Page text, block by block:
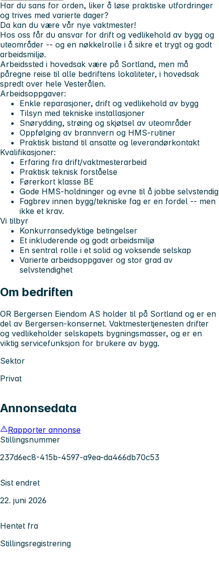
Har du sans for orden, liker å løse praktiske utfordringer
og trives med varierte dager?
Da kan du være vår nye vaktmester!
Hos oss får du ansvar for drift og vedlikehold av bygg og
uteområder -- og en nøkkelrolle i å sikre et trygt og godt
arbeidsmiljø.
Arbeidssted i hovedsak være på Sortland, men må
påregne reise til alle bedriftens lokaliteter, i hovedsak
spredt over hele Vesterålen.
Arbeidsoppgaver:
Enkle reparasjoner, drift og vedlikehold av bygg
Tilsyn med tekniske installasjoner
Snørydding, strøing og skjøtsel av uteområder
Oppfølging av brannvern og HMS-rutiner
Praktisk bistand til ansatte og leverandørkontakt
Kvalifikasjoner:
Erfaring fra drift/vaktmesterarbeid
Praktisk teknisk forståelse
Førerkort klasse BE
Gode HMS‑holdninger og evne til å jobbe selvstendig
Fagbrev innen bygg/tekniske fag er en fordel -- men
ikke et krav.
Vi tilbyr
Konkurransedyktige betingelser
Et inkluderende og godt arbeidsmiljø
En sentral rolle i et solid og voksende selskap
Varierte arbeidsoppgaver og stor grad av
selvstendighet
Om bedriften
OR Bergersen Eiendom AS holder til på Sortland og er en
del av Bergersen-konsernet. Vaktmestertjenesten drifter
og vedlikeholder selskapets bygningsmasser, og er en
viktig servicefunksjon for brukere av bygg.
Sektor
Privat
Annonsedata
Rapporter annonse
Stillingsnummer
237d6ec8-415b-4597-a9ea-da466db70c53
Sist endret
22. juni 2026
Hentet fra
Stillingsregistrering